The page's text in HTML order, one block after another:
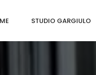
STUDIO GARGIULO